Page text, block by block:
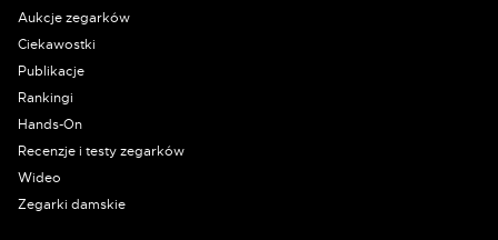
Aukcje zegarków
Ciekawostki
Publikacje
Rankingi
Hands-On
Recenzje i testy zegarków
Wideo
Zegarki damskie